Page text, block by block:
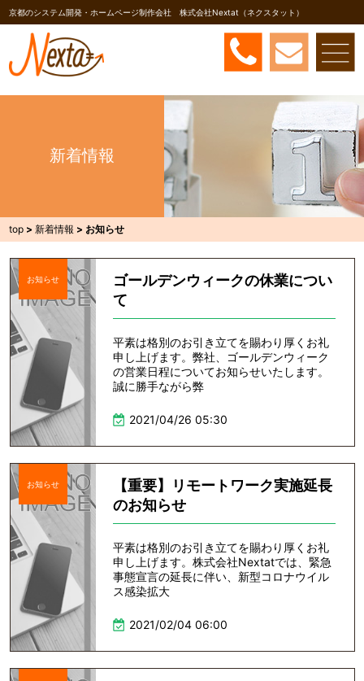
京都のシステム開発・ホームページ制作会社 株式会社Nextat（ネクスタット）
新着情報
top >新着情報 > お知らせ
お知らせ
ゴールデンウィークの休業につい
て
平素は格別のお引き立てを賜わり厚くお礼
申し上げます。弊社、ゴールデンウィーク
の営業日程についてお知らせいたします。
誠に勝手ながら弊
2021/04/26 05:30
お知らせ
【重要】リモートワーク実施延長
のお知らせ
平素は格別のお引き立てを賜わり厚くお礼
申し上げます。株式会社Nextatでは、緊急
事態宣言の延長に伴い、新型コロナウイル
ス感染拡大
2021/02/04 06:00